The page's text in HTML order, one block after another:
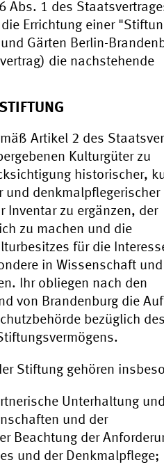
Abs. 1 des
Errichtung einer
Gärten Berlin-
die nachstehende
Artikel 2 des
Kulturgüter zu
historischer,
und denkmalpflegerischer
Inventar zu ergänzen, der
zu machen und die
für die
in Wissenschaft und
Ihr obliegen nach den
von Brandenburg die
bezüglich
Stiftung gehören
Unterhaltung
und der
Beachtung der
und der Denkmalpflege;